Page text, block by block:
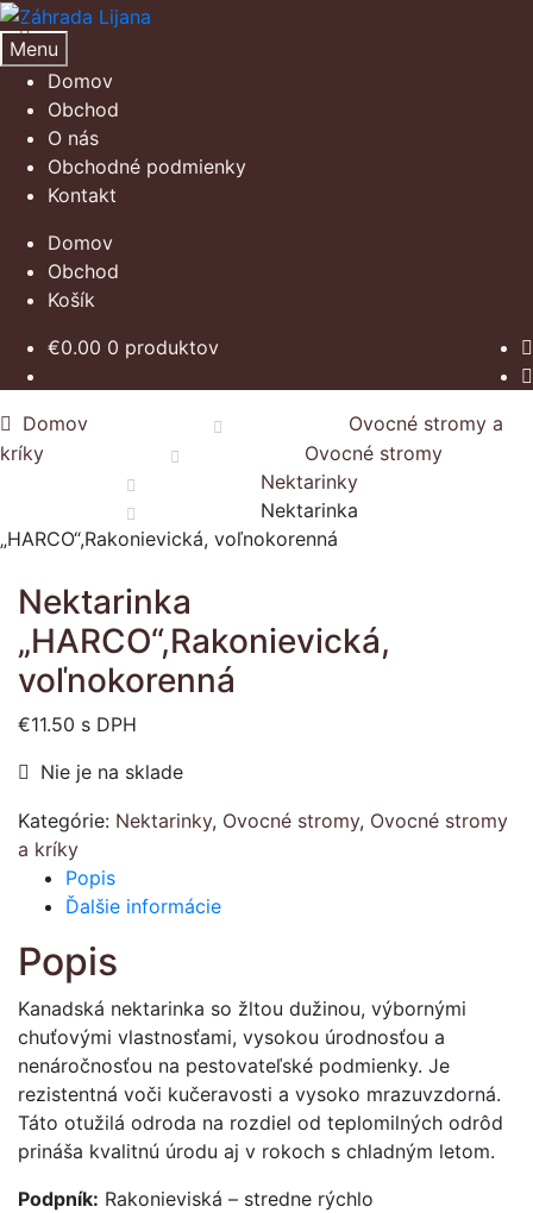
Preskočiť
na
navigáciu
Preskočiť
na
obsah
Menu
Domov
Obchod
O nás
Obchodné podmienky
Kontakt
Domov
Obchod
Košík
€0.00 0 produktov
Domov
Ovocné stromy a
kríky
Ovocné stromy
Nektarinky
Nektarinka
„HARCO“,Rakonievická, voľnokorenná
Nektarinka
„HARCO“,Rakonievická,
voľnokorenná
€11.50 s DPH
Nie je na sklade
Kategórie: Nektarinky, Ovocné stromy, Ovocné stromy
a kríky
Popis
Ďalšie informácie
Popis
Kanadská nektarinka so žltou dužinou, výbornými
chuťovými vlastnosťami, vysokou úrodnosťou a
nenáročnosťou na pestovateľské podmienky. Je
rezistentná voči kučeravosti a vysoko mrazuvzdorná.
Táto otužilá odroda na rozdiel od teplomilných odrôd
prináša kvalitnú úrodu aj v rokoch s chladným letom.
Podpník: Rakonieviská – stredne rýchlo